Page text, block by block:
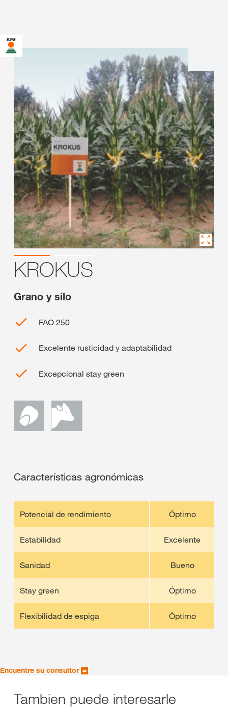
KROKUS
Grano y silo
FAO 250
Excelente rusticidad y adaptabilidad
Excepcional stay green
Características agronómicas
Potencial de rendimiento Óptimo
Estabilidad Excelente
Sanidad Bueno
Stay green Óptimo
Flexibilidad de espiga Óptimo
Encuentre su consultor
Tambien puede interesarle